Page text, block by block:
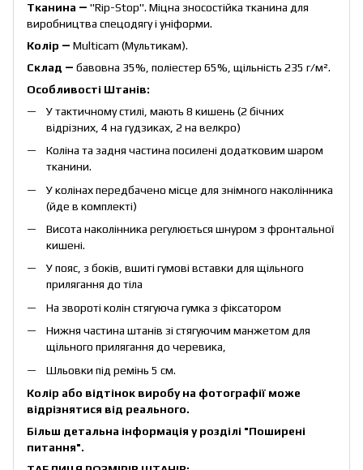
Тканина ― "Rip-Stop". Міцна зносостійка тканина для
виробництва спецодягу і уніформи.
Колір ― Multicam (Мультикам).
Склад ― бавовна 35%, поліестер 65%, щільність 235 г/м².
Особливості Штанів:
У тактичному стилі, мають 8 кишень (2 бічних
відрізних, 4 на гудзиках, 2 на велкро)
Коліна та задня частина посилені додатковим шаром
тканини.
У колінах передбачено місце для знімного наколінника
(йде в комплекті)
Висота наколінника регулюється шнуром з фронтальної
кишені.
У пояс, з боків, вшиті гумові вставки для щільного
прилягання до тіла
На звороті колін стягуюча гумка з фіксатором
Нижня частина штанів зі стягуючим манжетом для
щільного прилягання до черевика,
Шльовки під ремінь 5 см.
Колір або відтінок виробу на фотографії може
відрізнятися від реального.
Більш детальна інформація у розділі "Поширені
питання".